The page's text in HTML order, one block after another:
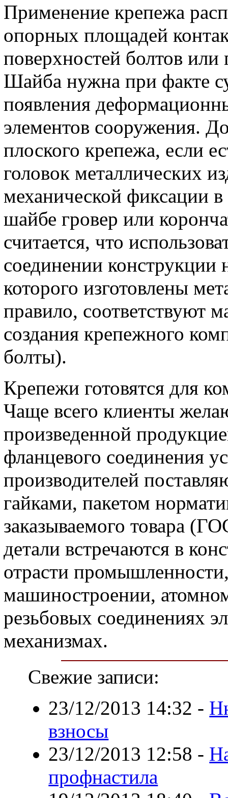
Применение крепежа
опорных площадей
поверхностей болтов или
Шайба нужна при факте
появления
элементов сооружения.
плоского крепежа, если
головок металлических
механической фиксации
шайбе гровер или
считается, что
соединении конструкции
которого изготовлены
правило, соответствуют
создания крепежного
болты).
Крепежи готовятся для
Чаще всего клиенты
произведенной
фланцевого соединения
производителей
гайками, пакетом
заказываемого товара
детали встречаются в
отрасти
машиностроении,
резьбовых соединениях
механизмах.
Свежие записи:
23/12/2013 14:32 -
взносы
23/12/2013 12:58 -
профнастила